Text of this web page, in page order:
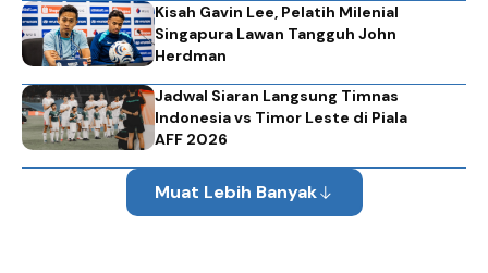
Kisah Gavin Lee, Pelatih Milenial
Singapura Lawan Tangguh John
Herdman
Jadwal Siaran Langsung Timnas
Indonesia vs Timor Leste di Piala
AFF 2026
Muat Lebih Banyak